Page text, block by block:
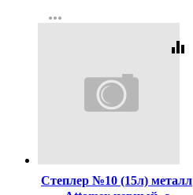
Регистрация
more_horiz
equalizer
Степлер №10 (15л) металл